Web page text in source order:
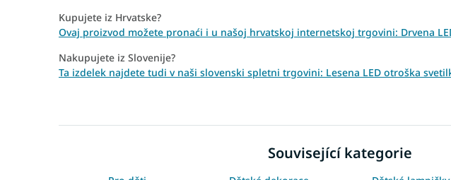
Kupujete iz Hrvatske?
Ovaj proizvod možete pronaći i u našoj hrvatskoj internetskoj trgovini: Drvena
Nakupujete iz Slovenije?
Ta izdelek najdete tudi v naši slovenski spletni trgovini: Lesena LED otroška
Související kategorie